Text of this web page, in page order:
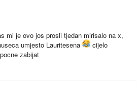
mi je ovo jos prosli tjedan mirisalo na x,
umjesto Lauritesena
cijelo
zabijat